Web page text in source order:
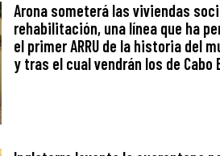
Arona someterá las viviendas
rehabilitación, una línea que ha
el primer ARRU de la historia del
y tras el cual vendrán los de Cabo